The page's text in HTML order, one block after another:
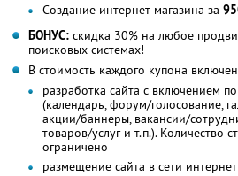
Создание интернет-магазина за
БОНУС: скидка 30% на любое
поисковых системах!
В стоимость каждого купона
разработка сайта с включением
(календарь, форум/голосование,
акции/баннеры, вакансии/
товаров/услуг и т.п.). Количество
ограничено
размещение сайта в сети интернет